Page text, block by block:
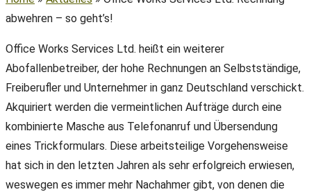
abwehren – so geht’s!
Office Works Services Ltd. heißt ein weiterer
Abofallenbetreiber, der hohe Rechnungen an Selbstständige,
Freiberufler und Unternehmer in ganz Deutschland verschickt.
Akquiriert werden die vermeintlichen Aufträge durch eine
kombinierte Masche aus Telefonanruf und Übersendung
eines Trickformulars. Diese arbeitsteilige Vorgehensweise
hat sich in den letzten Jahren als sehr erfolgreich erwiesen,
weswegen es immer mehr Nachahmer gibt, von denen die